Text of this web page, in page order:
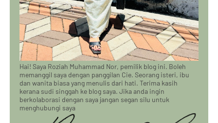
Hai! Saya Roziah Muhammad Nor, pemilik blog ini. Boleh
memanggil saya dengan panggilan Cie. Seorang isteri, ibu
dan wanita biasa yang menulis dari hati. Terima kasih
kerana sudi singgah ke blog saya. Jika anda ingin
berkolaborasi dengan saya jangan segan silu untuk
menghubungi saya